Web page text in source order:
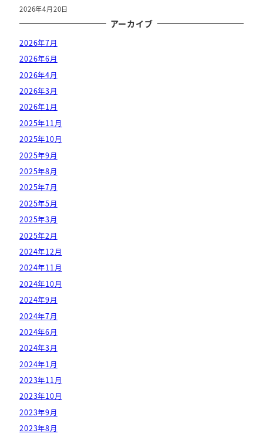
2026年4月20日
アーカイブ
2026年7月
2026年6月
2026年4月
2026年3月
2026年1月
2025年11月
2025年10月
2025年9月
2025年8月
2025年7月
2025年5月
2025年3月
2025年2月
2024年12月
2024年11月
2024年10月
2024年9月
2024年7月
2024年6月
2024年3月
2024年1月
2023年11月
2023年10月
2023年9月
2023年8月